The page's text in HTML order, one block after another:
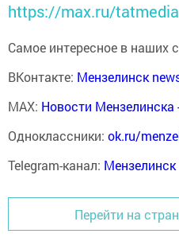
https://max.ru/tatmedia
Самое интересное в наших
ВКонтакте: Мензелинск
MAX: Новости Мензелинска
Одноклассники: ok.ru/
Telegram-канал:
Перейти на